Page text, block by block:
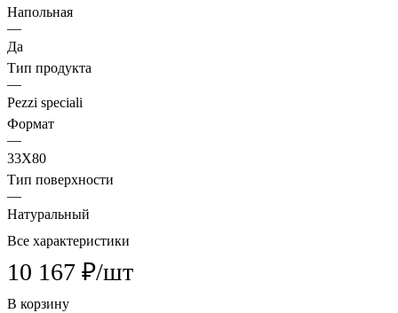
Напольная
—
Да
Тип продукта
—
Pezzi speciali
Формат
—
33X80
Тип поверхности
—
Натуральный
Все характеристики
10 167 ₽/шт
В корзину